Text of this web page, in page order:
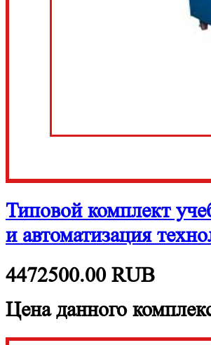
Типовой комплект
и автоматизация
4472500.00RUB
Цена данного